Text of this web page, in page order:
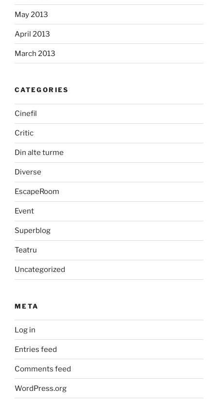
May 2013
April 2013
March 2013
CATEGORIES
Cinefil
Critic
Din alte turme
Diverse
EscapeRoom
Event
Superblog
Teatru
Uncategorized
META
Log in
Entries feed
Comments feed
WordPress.org